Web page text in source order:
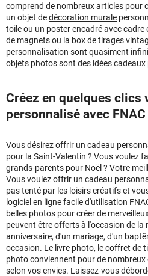
comprend de nombreux articles pour
un objet dedécoration murale
toile ou un poster encadré avec
de magnets ou la box de tirages
personnalisation sont quasiment
objets photos sont des idées
Créez en quelques clics
personnalisé avec
Vous désirez offrir un cadeau
pour la Saint-Valentin ? Vous voulez
grands-parents pour Noël ? Votre
Vous voulez offrir un cadeau
pas tenté par les loisirs créatifs et
logiciel en ligne facile d'utilisation
belles photos pour créer de
peuvent être offerts à l'occasion de la
anniversaire, d'un mariage, d'un
occasion. Le livre photo, le coffret de
photo conviennent pour de
selon vos envies. Laissez-vous